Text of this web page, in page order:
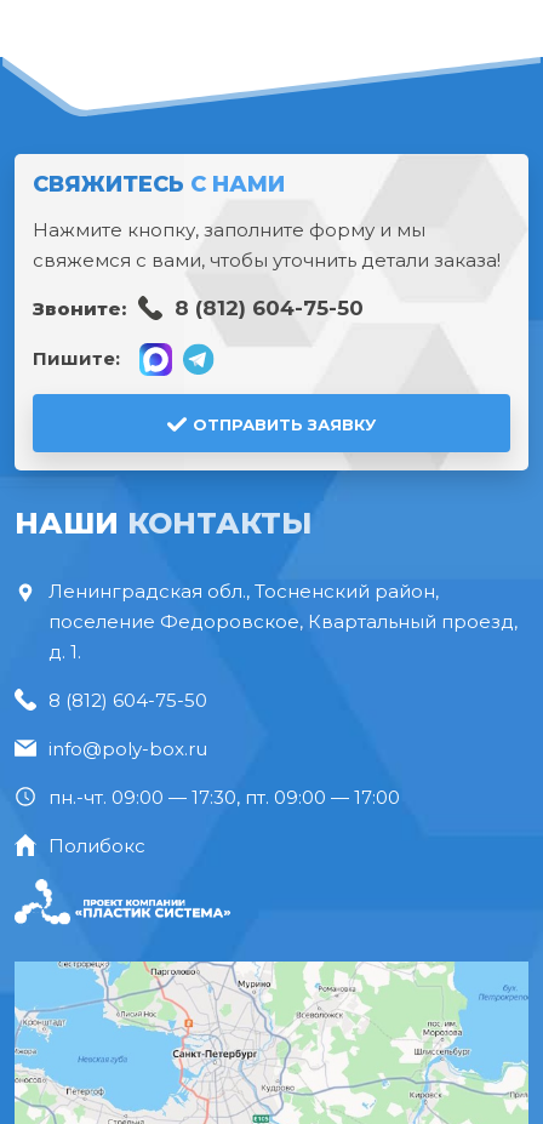
СВЯЖИТЕСЬ С НАМИ
Нажмите кнопку, заполните форму и мы
свяжемся с вами, чтобы уточнить детали заказа!
Звоните: 8 (812) 604-75-50
Пишите:
ОТПРАВИТЬ ЗАЯВКУ
НАШИ КОНТАКТЫ
Ленинградская обл., Тосненский район,
поселение Федоровское, Квартальный проезд,
д. 1.
8 (812) 604-75-50
info@poly-box.ru
пн.-чт. 09:00 — 17:30, пт. 09:00 — 17:00
Полибокс